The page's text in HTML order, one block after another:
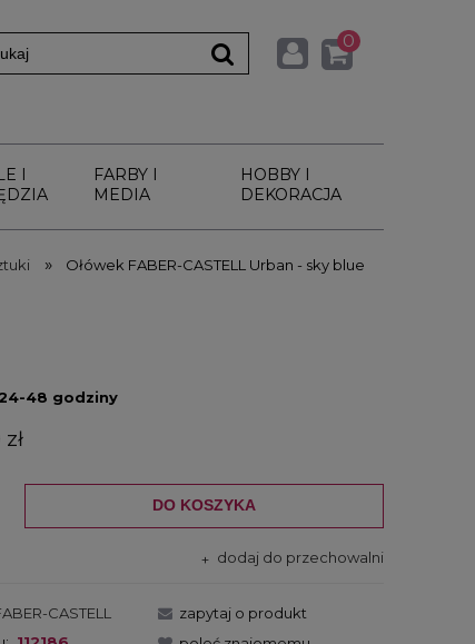
0
I
FARBY I
MEDIA
HOBBY I
DEKORACJA
» Ołówek FABER-CASTELL Urban - sky blue
24-48 godziny
DO KOSZYKA
dodaj do przechowalni
CASTELL
zapytaj o produkt